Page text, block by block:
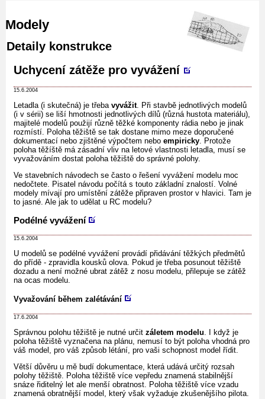
Modely
Detaily konstrukce
Uchycení zátěže pro vyvážení
15.6.2004
Letadla (i skutečná) je třeba vyvážit. Při stavbě jednotlivých modelů
(i v sérii) se liší hmotnosti jednotlivých dílů (různá hustota materiálu),
majitelé modelů použijí různě těžké komponenty rádia nebo je jinak
rozmístí. Poloha těžiště se tak dostane mimo meze doporučené
dokumentací nebo zjištěné výpočtem nebo empiricky. Protože
poloha těžíště má zásadní vliv na letové vlastnosti letadla, musí se
vyvažováním dostat poloha těžiště do správné polohy.
Ve stavebních návodech se často o řešení vyvážení modelu moc
nedočtete. Pisatel návodu počítá s touto základní znalostí. Volné
modely mívají pro umístění zátěže připraven prostor v hlavici. Tam je
to jasné. Ale jak to udělat u RC modelu?
Podélné vyvážení
15.6.2004
U modelů se podélné vyvážení provádí přidávání těžkých předmětů
do přídě - zpravidla kousků olova. Pokud je třeba posunout těžiště
dozadu a není možné ubrat zátěž z nosu modelu, přilepuje se zátěž
na ocas modelu.
Vyvažování během zalétávání
17.6.2004
Správnou polohu těžiště je nutné určit záletem modelu. I když je
poloha těžiště vyznačena na plánu, nemusí to být poloha vhodná pro
váš model, pro váš způsob létání, pro vaši schopnost model řídit.
Větší důvěru u mě budí dokumentace, která udává určitý rozsah
polohy těžiště. Poloha těžiště více vepředu znamená stabilnější
snáze řiditelný let ale menší obratnost. Poloha těžiště více vzadu
znamená obratnější model, který však vyžaduje zkušenějšího pilota.